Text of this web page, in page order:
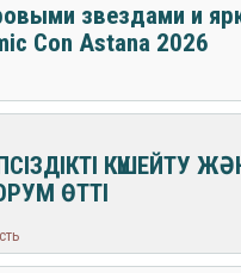
звездами и
Con Astana 2026
КҮШЕЙТУ
ӨТТІ